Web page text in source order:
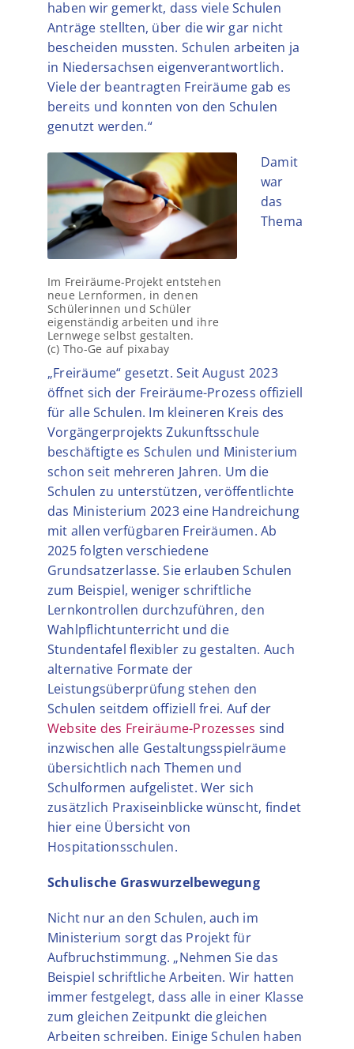
haben wir gemerkt, dass viele Schulen
Anträge stellten, über die wir gar nicht
bescheiden mussten. Schulen arbeiten ja
in Niedersachsen eigenverantwortlich.
Viele der beantragten Freiräume gab es
bereits und konnten von den Schulen
genutzt werden.“
Im Freiräume-Projekt entstehen
neue Lernformen, in denen
Schülerinnen und Schüler
eigenständig arbeiten und ihre
Lernwege selbst gestalten.
(c) Tho-Ge auf pixabay
Damit
war
das
Thema
„Freiräume“ gesetzt. Seit August 2023
öffnet sich der Freiräume-Prozess offiziell
für alle Schulen. Im kleineren Kreis des
Vorgängerprojekts Zukunftsschule
beschäftigte es Schulen und Ministerium
schon seit mehreren Jahren. Um die
Schulen zu unterstützen, veröffentlichte
das Ministerium 2023 eine Handreichung
mit allen verfügbaren Freiräumen. Ab
2025 folgten verschiedene
Grundsatzerlasse. Sie erlauben Schulen
zum Beispiel, weniger schriftliche
Lernkontrollen durchzuführen, den
Wahlpflichtunterricht und die
Stundentafel flexibler zu gestalten. Auch
alternative Formate der
Leistungsüberprüfung stehen den
Schulen seitdem offiziell frei. Auf der
Website des Freiräume-Prozesses sind
inzwischen alle Gestaltungsspielräume
übersichtlich nach Themen und
Schulformen aufgelistet. Wer sich
zusätzlich Praxiseinblicke wünscht, findet
hier eine Übersicht von
Hospitationsschulen.
Schulische Graswurzelbewegung
Nicht nur an den Schulen, auch im
Ministerium sorgt das Projekt für
Aufbruchstimmung. „Nehmen Sie das
Beispiel schriftliche Arbeiten. Wir hatten
immer festgelegt, dass alle in einer Klasse
zum gleichen Zeitpunkt die gleichen
Arbeiten schreiben. Einige Schulen haben